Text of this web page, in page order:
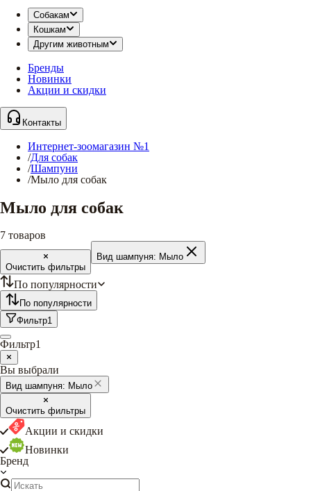
Собакам
Кошкам
Другим животным
Бренды
Новинки
Акции и скидки
Контакты
Интернет-зоомагазин №1
/Для собак
/Шампуни
/Мыло для собак
Мыло для собак
7 товаров
Очистить фильтры
Вид шампуня: Мыло
По популярности
По популярности
Фильтр1
Фильтр1
Вы выбрали
Вид шампуня: Мыло
Очистить фильтры
Акции и скидки
Новинки
Бренд